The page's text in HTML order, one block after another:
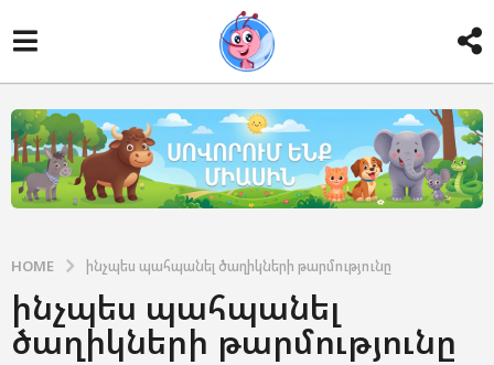
HOME ինչպես պահպանել ծաղիկների թարմությունը
ինչպես պահպանել
ծաղիկների թարմությունը